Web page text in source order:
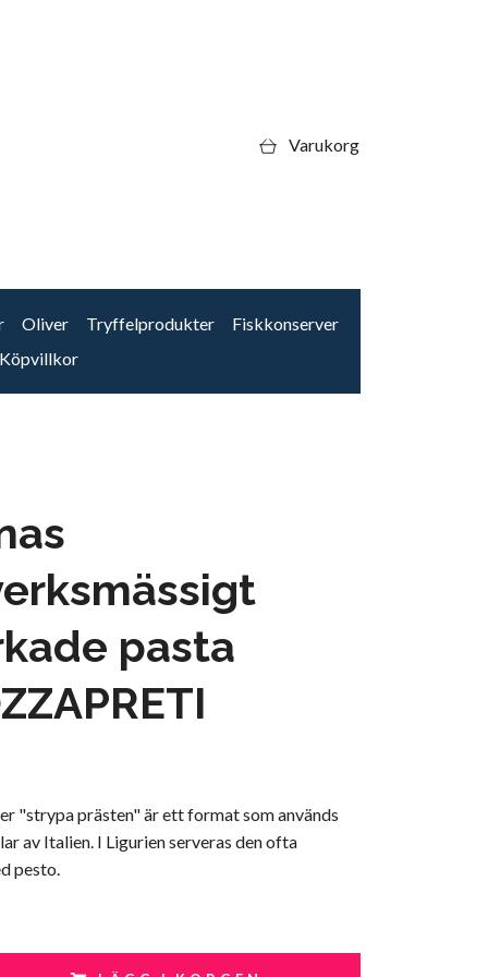
Varukorg
Oliver Tryffelprodukter
Fiskkonserver
Köpvillkor
pasta
"strypa prästen" är ett format som används
av Italien. I Ligurien serveras den ofta
pesto.